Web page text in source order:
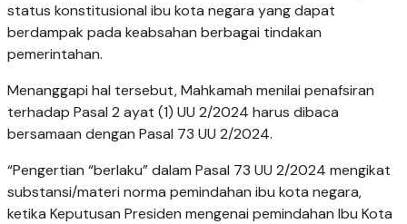
status konstitusional ibu kota negara yang dapat
berdampak pada keabsahan berbagai tindakan
pemerintahan.
Menanggapi hal tersebut, Mahkamah menilai penafsiran
terhadap Pasal 2 ayat (1) UU 2/2024 harus dibaca
bersamaan dengan Pasal 73 UU 2/2024.
“Pengertian “berlaku” dalam Pasal 73 UU 2/2024 mengikat
substansi/materi norma pemindahan ibu kota negara,
ketika Keputusan Presiden mengenai pemindahan Ibu Kota